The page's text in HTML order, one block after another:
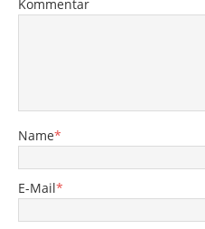
Kommentar
Name*
E-Mail*